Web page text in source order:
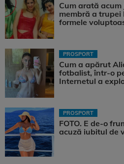
Cum arată acum
membră a trupei
formele
PROSPORT
Cum a apărut
fotbalist, într-o
Internetul a
PROSPORT
FOTO. E de-o
acuză iubitul de